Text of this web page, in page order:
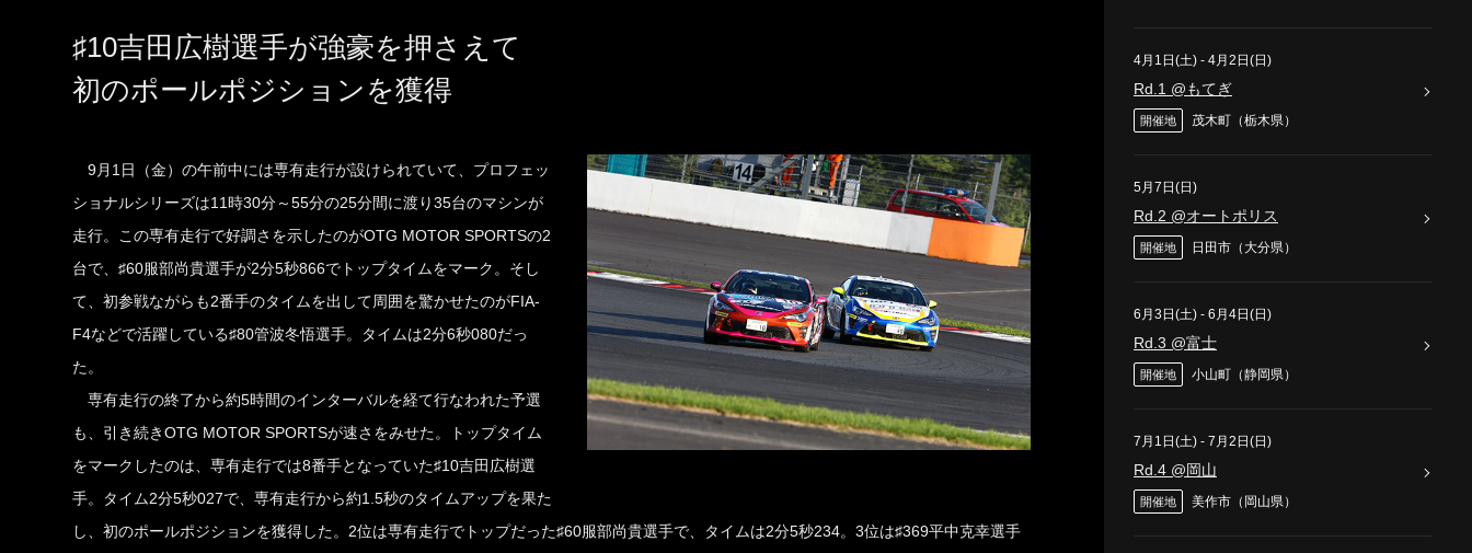
♯10吉田広樹選手が強豪を押さえて
初のポールポジションを獲得
9月1日（金）の午前中には専有走行が設けられていて、プロフェッ
ショナルシリーズは11時30分～55分の25分間に渡り35台のマシンが
走行。この専有走行で好調さを示したのがOTG MOTOR SPORTSの2
台で、♯60服部尚貴選手が2分5秒866でトップタイムをマーク。そし
て、初参戦ながらも2番手のタイムを出して周囲を驚かせたのがFIA-
F4などで活躍している♯80管波冬悟選手。タイムは2分6秒080だっ
た。
専有走行の終了から約5時間のインターバルを経て行なわれた予選
も、引き続きOTG MOTOR SPORTSが速さをみせた。トップタイム
をマークしたのは、専有走行では8番手となっていた♯10吉田広樹選
手。タイム2分5秒027で、専有走行から約1.5秒のタイムアップを果た
し、初のポールポジションを獲得した。2位は専有走行でトップだった♯60服部尚貴選手で、タイムは2分5秒234。3位は♯369平中克幸選手
4月1日(土) - 4月2日(日)
Rd.1 @もてぎ
開催地 茂木町（栃木県）
5月7日(日)
Rd.2 @オートポリス
開催地 日田市（大分県）
6月3日(土) - 6月4日(日)
Rd.3 @富士
開催地 小山町（静岡県）
7月1日(土) - 7月2日(日)
Rd.4 @岡山
開催地 美作市（岡山県）